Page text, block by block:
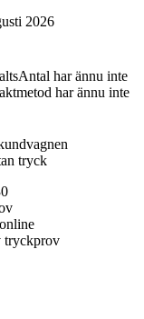
2026
Antal har ännu inte
har ännu inte
tryck
tryckprov